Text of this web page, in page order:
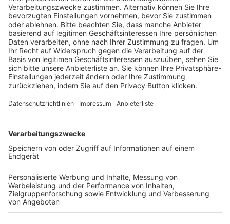
Schulungsangebot Vereinsmitarbeiter
BFV-Geschäftsstellen
Trainerbörse
Login SpielPlus
FOLGE DEM BFV
TOP-VEREINE
TOP-PARTNER